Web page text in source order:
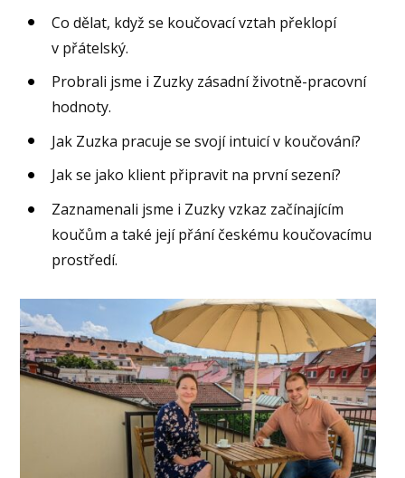
Co dělat, když se koučovací vztah překlopí
v přátelský.
Probrali jsme i Zuzky zásadní životně-pracovní
hodnoty.
Jak Zuzka pracuje se svojí intuicí v koučování?
Jak se jako klient připravit na první sezení?
Zaznamenali jsme i Zuzky vzkaz začínajícím
koučům a také její přání českému koučovacímu
prostředí.